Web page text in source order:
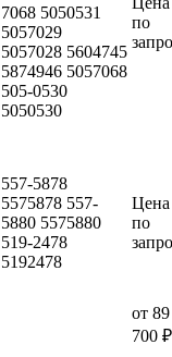
7068 5050531
5057029
5057028 5604745
5874946 5057068
505-0530
5050530
по
557-5878
5575878 557-
5880 5575880
519-2478
5192478
Цена
по
от 89
700 ₽